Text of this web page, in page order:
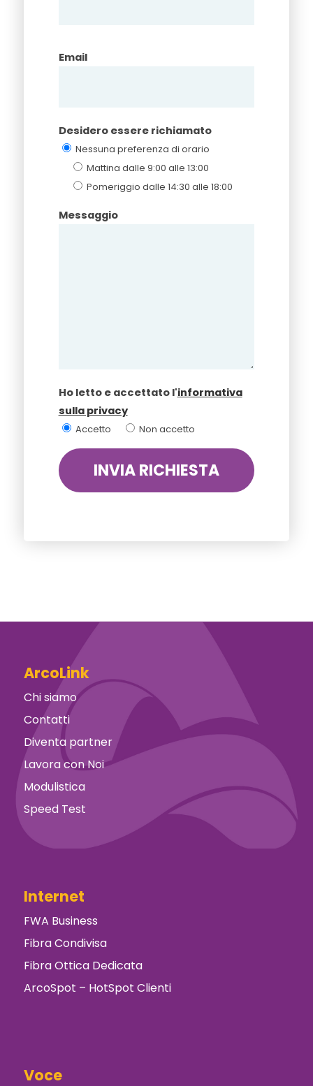
Email
Desidero essere richiamato
Nessuna preferenza di orario
Mattina dalle 9:00 alle 13:00
Pomeriggio dalle 14:30 alle 18:00
Messaggio
Ho letto e accettato l'informativa
sulla privacy
Accetto Non accetto
ArcoLink
Chi siamo
Contatti
Diventa partner
Lavora con Noi
Modulistica
Speed Test
Internet
FWA Business
Fibra Condivisa
Fibra Ottica Dedicata
ArcoSpot – HotSpot Clienti
Voce